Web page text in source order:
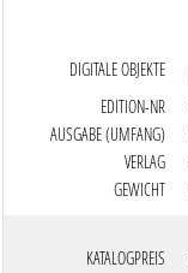
DIGITALE OBJEKTE
EDITION-NR
AUSGABE (UMFANG)
VERLAG
GEWICHT
KATALOGPREIS